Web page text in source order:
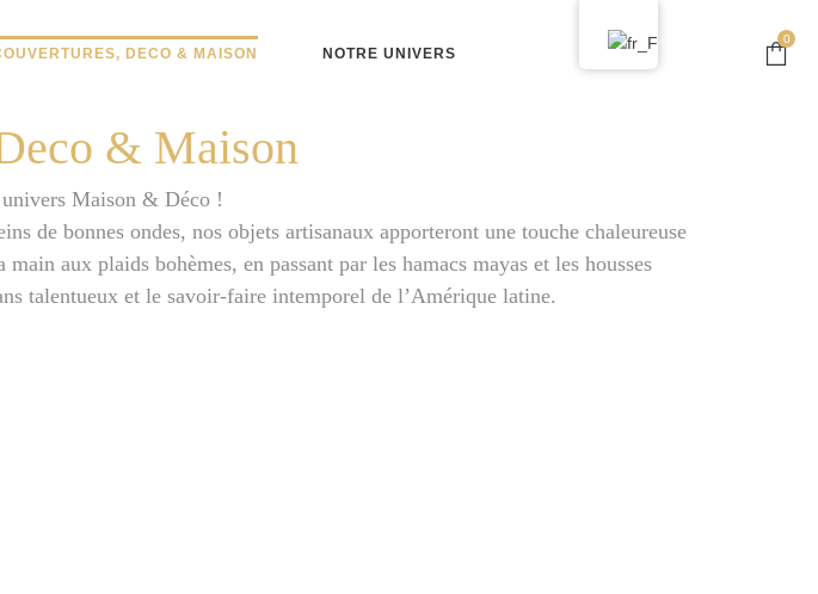
DECO & MAISON NOTRE UNIVERS
0
& Maison
Maison & Déco !
de bonnes ondes, nos objets artisanaux apporteront une touche chaleureuse
aux plaids bohèmes, en passant par les hamacs mayas et les housses
talentueux et le savoir-faire intemporel de l’Amérique latine.